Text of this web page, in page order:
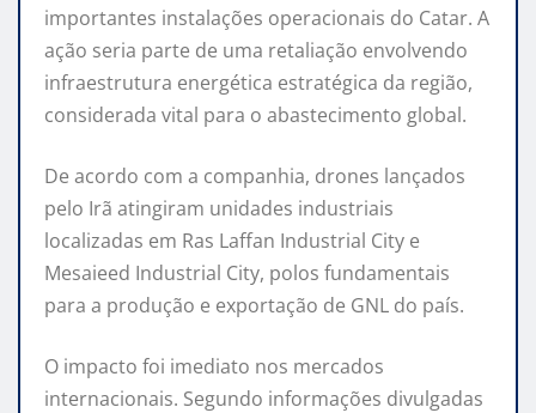
importantes instalações operacionais do Catar. A
ação seria parte de uma retaliação envolvendo
infraestrutura energética estratégica da região,
considerada vital para o abastecimento global.
De acordo com a companhia, drones lançados
pelo Irã atingiram unidades industriais
localizadas em Ras Laffan Industrial City e
Mesaieed Industrial City, polos fundamentais
para a produção e exportação de GNL do país.
O impacto foi imediato nos mercados
internacionais. Segundo informações divulgadas